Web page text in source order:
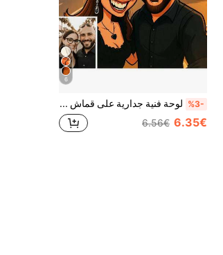
6
%3- لوحة فنية جدارية على قماش بتصميم كرتوني مخصص - هدية شخصية للعائلة والأصدقاء - مع/بدون إطار - ديكور منزلي حديث - ارفع صورتك - هدية عيد ميلاد وذكرى سنوية - أسلوب كرتوني، أسلوب شخصية صفراء، ديكور الدوبامين، ديكور منزلي جمالي
6.35€
6.56€